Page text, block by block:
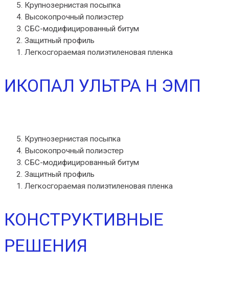
Крупнозернистая посыпка
Высокопрочный полиэстер
СБС-модифицированный битум
Защитный профиль
Легкосгораемая полиэтиленовая пленка
ИКОПАЛ УЛЬТРА Н ЭМП
Крупнозернистая посыпка
Высокопрочный полиэстер
СБС-модифицированный битум
Защитный профиль
Легкосгораемая полиэтиленовая пленка
КОНСТРУКТИВНЫЕ
РЕШЕНИЯ